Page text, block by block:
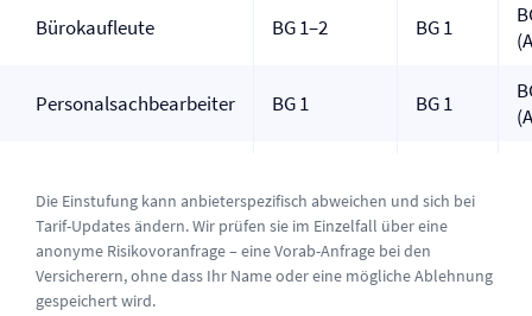
Bürokaufleute BG 1–2 BG 1
Personalsachbearbeiter BG 1 BG 1
Die Einstufung kann anbieterspezifisch abweichen und sich bei
Tarif-Updates ändern. Wir prüfen sie im Einzelfall über eine
anonyme Risikovoranfrage – eine Vorab-Anfrage bei den
Versicherern, ohne dass Ihr Name oder eine mögliche Ablehnung
gespeichert wird.